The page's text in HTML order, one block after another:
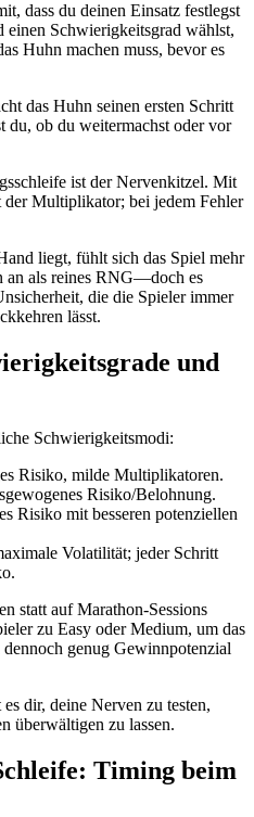
dass du deinen Einsatz festlegst
Schwierigkeitsgrad wählst,
Huhn machen muss, bevor es
das Huhn seinen ersten Schritt
du, ob du weitermachst oder vor
ist der Nervenkitzel. Mit
Multiplikator; bei jedem Fehler
liegt, fühlt sich das Spiel mehr
an als reines RNG—doch es
die die Spieler immer
lässt.
und
Schwierigkeitsmodi:
Risiko, milde Multiplikatoren.
Risiko/Belohnung.
Risiko mit besseren potenziellen
Volatilität; jeder Schritt
statt auf Marathon‑Sessions
zu Easy oder Medium, um das
genug Gewinnpotenzial
dir, deine Nerven zu testen,
überwältigen zu lassen.
Timing beim